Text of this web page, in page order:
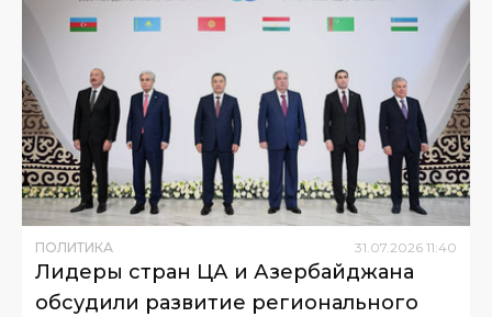
ПОЛИТИКА 31.07.2026 11:40
Лидеры стран ЦА и Азербайджана
обсудили развитие регионального